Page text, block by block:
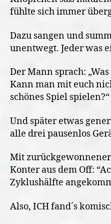
fühlte sich immer
Dazu sangen und
unentwegt. Jeder was
Der Mann sprach:
Kann man mit euch
schönes Spiel spielen?“
Und später etwas
alle drei pausenlos
Mit
Konter aus dem Off:
Zyklushälfte
Also, ICH fand´s